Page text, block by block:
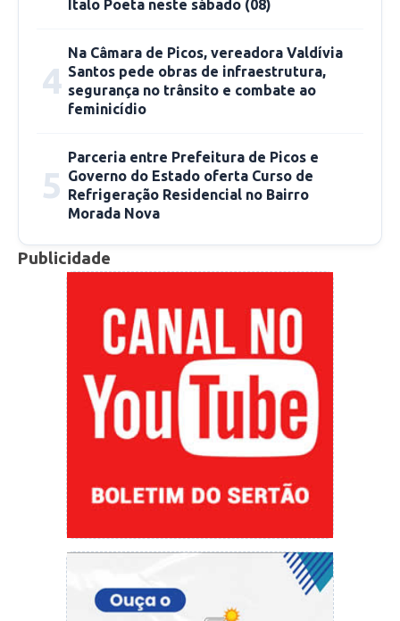
Ítalo Poeta neste sábado (08)
4
Na Câmara de Picos, vereadora Valdívia
Santos pede obras de infraestrutura,
segurança no trânsito e combate ao
feminicídio
5
Parceria entre Prefeitura de Picos e
Governo do Estado oferta Curso de
Refrigeração Residencial no Bairro
Morada Nova
Publicidade